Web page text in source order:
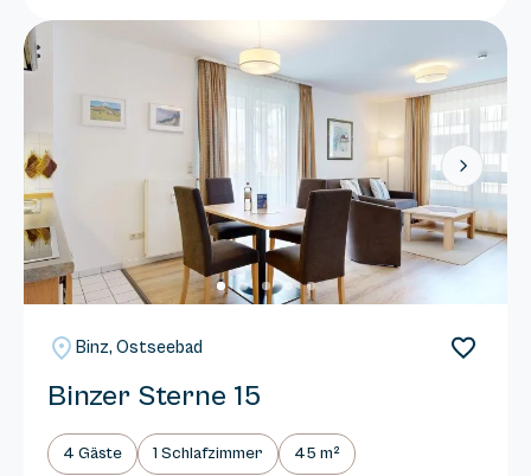
Next
Binz, Ostseebad
Binzer Sterne 15
4 Gäste 1 Schlafzimmer 45 m²